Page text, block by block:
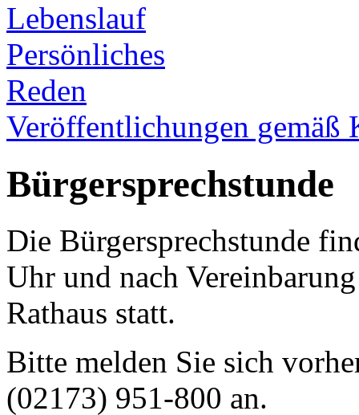
Lebenslauf
Persönliches
Reden
Veröffentlichungen gemäß
Bürgersprechstunde
Die Bürgersprechstunde
Uhr und nach
Rathaus statt.
Bitte melden Sie sich
(02173) 951-800 an.